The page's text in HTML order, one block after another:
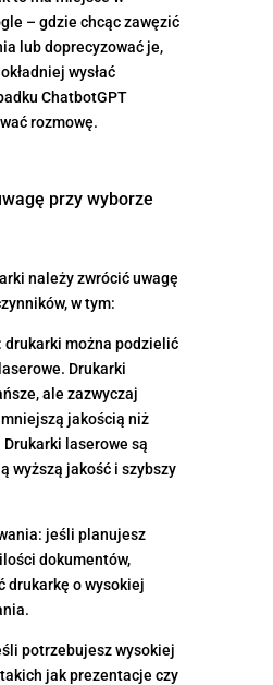
– gdzie chcąc zawęzić
lub doprecyzować je,
wysłać
ChatbotGPT
rozmowę.
przy wyborze
należy zwrócić uwagę
w tym:
drukarki można podzielić
Drukarki
ale zazwyczaj
jakością niż
laserowe są
wyższą jakość i szybszy
jeśli planujesz
dokumentów,
drukarkę o wysokiej
potrzebujesz wysokiej
jak prezentacje czy